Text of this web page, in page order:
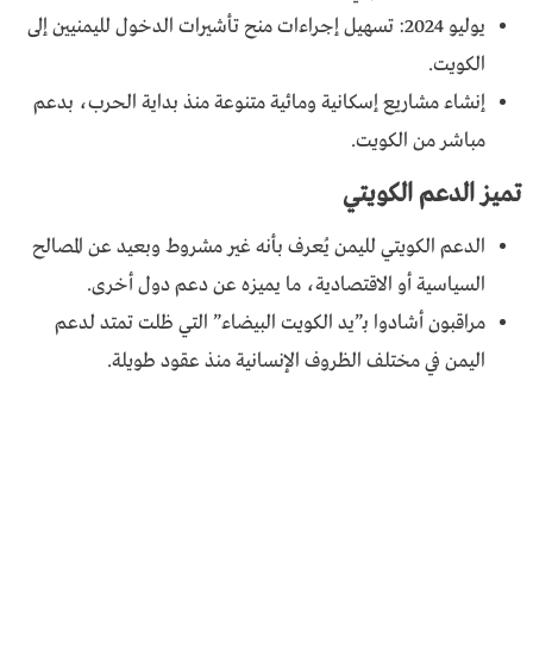
يوليو 2024: تسهيل إجراءات منح تأشيرات الدخول لليمنيين إلى
الكويت.
إنشاء مشاريع إسكانية ومائية متنوعة منذ بداية الحرب، بدعم
مباشر من الكويت.
تميز الدعم الكويتي
الدعم الكويتي لليمن يُعرف بأنه غير مشروط وبعيد عن المصالح
السياسية أو الاقتصادية، ما يميزه عن دعم دول أخرى.
مراقبون أشادوا بـ”يد الكويت البيضاء” التي ظلت تمتد لدعم
اليمن في مختلف الظروف الإنسانية منذ عقود طويلة.